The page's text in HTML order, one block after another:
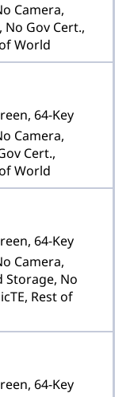
Camera,
Gov Cert.,
World
64-Key
Camera,
Cert.,
World
64-Key
Camera,
Storage, No
Rest of
64-Key